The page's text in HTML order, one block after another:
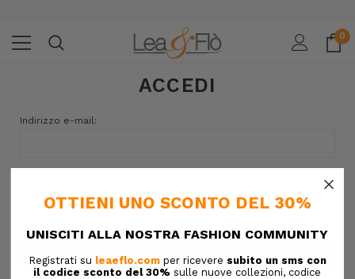
0
ACCEDI
Indirizzo e-mail:
×